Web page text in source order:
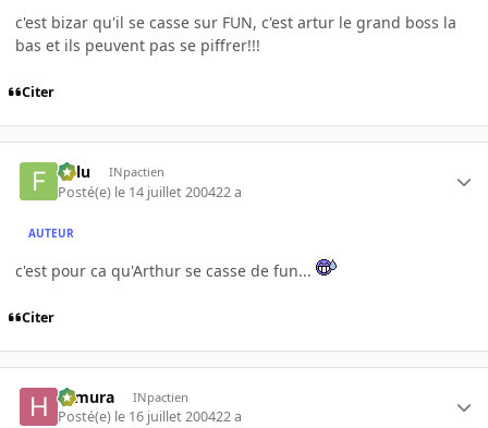
c'est bizar qu'il se casse sur FUN, c'est artur le grand boss la
bas et ils peuvent pas se piffrer!!!
Citer
Fulu INpactien
Posté(e) le 14 juillet 200422 a
AUTEUR
c'est pour ca qu'Arthur se casse de fun...
Citer
Himura INpactien
Posté(e) le 16 juillet 200422 a